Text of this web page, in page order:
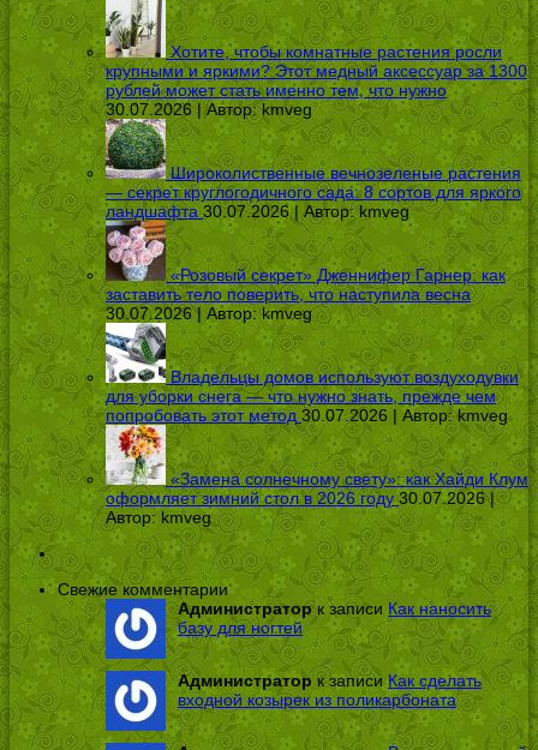
Хотите, чтобы комнатные растения росли
крупными и яркими? Этот медный аксессуар за 1300
рублей может стать именно тем, что нужно
30.07.2026 | Автор:kmveg
Широколиственные вечнозеленые растения
— секрет круглогодичного сада: 8 сортов для яркого
ландшафта 30.07.2026 | Автор:kmveg
«Розовый секрет» Дженнифер Гарнер: как
заставить тело поверить, что наступила весна
30.07.2026 | Автор: kmveg
Владельцы домов используют воздуходувки
для уборки снега — что нужно знать, прежде чем
попробовать этот метод 30.07.2026 | Автор:kmveg
«Замена солнечному свету»: как Хайди Клум
оформляет зимний стол в 2026 году 30.07.2026 |
Автор: kmveg
Свежие комментарии
Администраторк записи Как наносить
базу для ногтей
Администратор к записиКак сделать
входной козырек из поликарбоната